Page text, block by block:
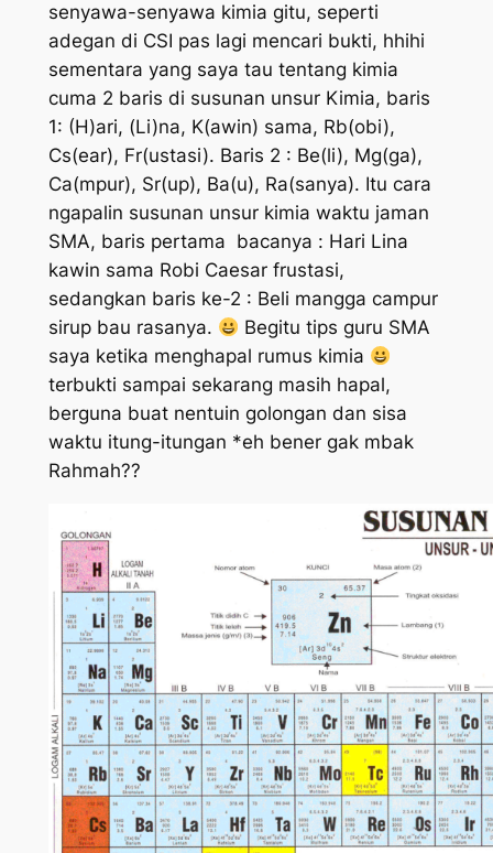
senyawa-senyawa kimia gitu, seperti
adegan di CSI pas lagi mencari bukti, hhihi
sementara yang saya tau tentang kimia
cuma 2 baris di susunan unsur Kimia, baris
1: (H)ari, (Li)na, K(awin) sama, Rb(obi),
Cs(ear), Fr(ustasi). Baris 2 : Be(li), Mg(ga),
Ca(mpur), Sr(up), Ba(u), Ra(sanya). Itu cara
ngapalin susunan unsur kimia waktu jaman
SMA, baris pertama bacanya : Hari Lina
kawin sama Robi Caesar frustasi,
sedangkan baris ke-2 : Beli mangga campur
sirup bau rasanya.
Begitu tips guru SMA
saya ketika menghapal rumus kimia
terbukti sampai sekarang masih hapal,
berguna buat nentuin golongan dan sisa
waktu itung-itungan *eh bener gak mbak
Rahmah??